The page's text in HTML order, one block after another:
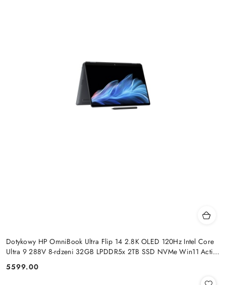
Dotykowy HP OmniBook Ultra Flip 14 2.8K OLED 120Hz Intel Core
Ultra 9 288V 8-rdzeni 32GB LPDDR5x 2TB SSD NVMe Win11 Active
Cena:
5599.00